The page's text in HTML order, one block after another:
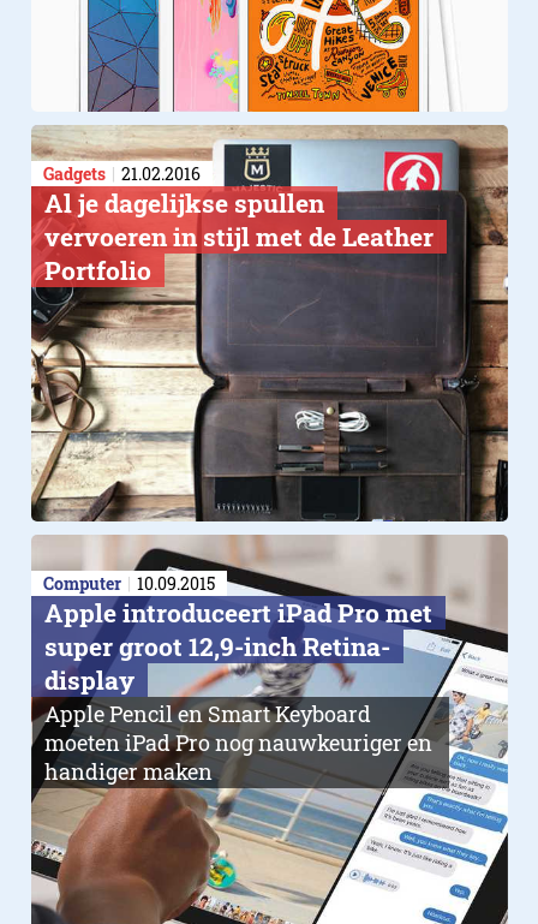
Gadgets 21.02.2016
Al je dagelijkse spullen
vervoeren in stijl met de Leather
Portfolio
Computer 10.09.2015
Apple introduceert iPad Pro met
super groot 12,9-inch Retina-
display
Apple Pencil en Smart Keyboard
moeten iPad Pro nog nauwkeuriger en
handiger maken